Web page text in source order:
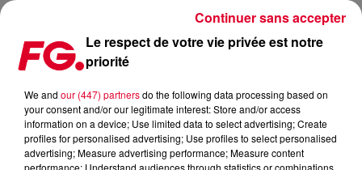
BENNY BENASSI : NOUVEAU TITRE
Publié : 8 septembre 2014 à 9h10 par La rédaction
Le respect de votre vie privée est notre
priorité
We and our (447) partnersdo the following data processing based on
your consent and/or our legitimate interest: Store and/or access
information on a device; Use limited data to select advertising; Create
profiles for personalised advertising; Use profiles to select personalised
advertising; Measure advertising performance; Measure content
performance; Understand audiences through statistics or combinations
Continuer sans accepter